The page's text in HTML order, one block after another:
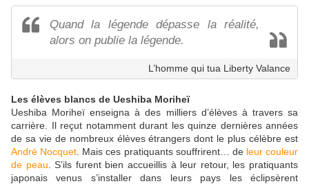
Quand la légende dépasse la réalité,
alors on publie la légende.
L’homme qui tua Liberty Valance
Les élèves blancs de Ueshiba Moriheï
Ueshiba Moriheï enseigna à des milliers d’élèves à travers sa
carrière. Il reçut notamment durant les quinze dernières années
de sa vie de nombreux élèves étrangers dont le plus célèbre est
André Nocquet . Mais ces pratiquants souffrirent… de leur couleur
de peau . S’ils furent bien accueillis à leur retour, les pratiquants
japonais venus s’installer dans leurs pays les éclipsèrent